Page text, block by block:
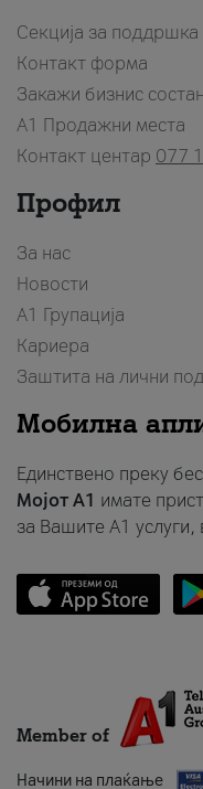
Секција за поддршка
Контакт форма
Закажи бизнис
A1 Продажни места
Контакт центар 077
Профил
За нас
Новости
А1 Групација
Кариера
Заштита на лични
Мобилна
Единствено преку
Мојот A1 имате
за Вашите A1
Member of
Начини на плаќање